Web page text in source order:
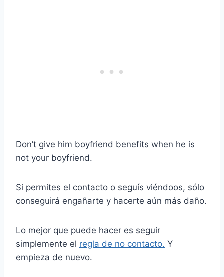
Don’t give him boyfriend benefits when he is
not your boyfriend.
Si permites el contacto o seguís viéndoos, sólo
conseguirá engañarte y hacerte aún más daño.
Lo mejor que puede hacer es seguir
simplemente el regla de no contacto. Y
empieza de nuevo.